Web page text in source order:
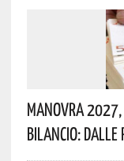
Manovra
Bilancio: Dalle